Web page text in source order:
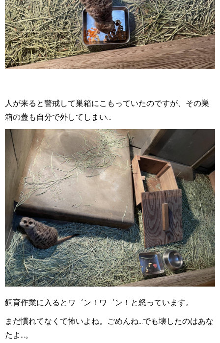
人が来ると警戒して巣箱にこもっていたのですが、その巣
箱の蓋も自分で外してしまい...
飼育作業に入るとワ゛ン！ワ゛ン！と怒っています。
まだ慣れてなくて怖いよね。ごめんね...でも壊したのはあな
たよ...。